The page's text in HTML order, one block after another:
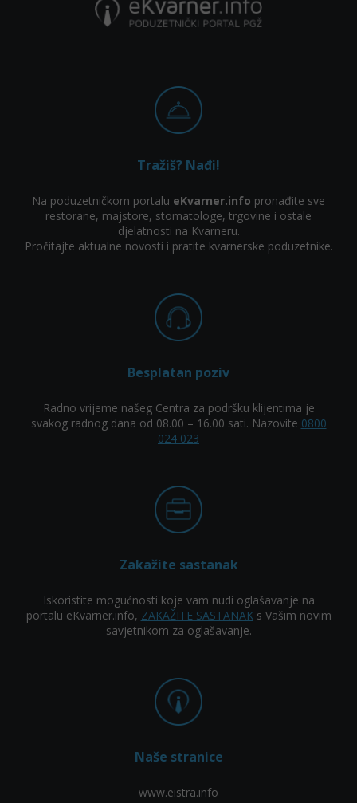
Tražiš? Nađi!
Na poduzetničkom portalu eKvarner.info pronađite sve
restorane, majstore, stomatologe, trgovine i ostale
djelatnosti na Kvarneru.
Pročitajte aktualne novosti i pratite kvarnerske poduzetnike.
Besplatan poziv
Radno vrijeme našeg Centra za podršku klijentima je
svakog radnog dana od 08.00 – 16.00 sati. Nazovite 0800
024 023
Zakažite sastanak
Iskoristite mogućnosti koje vam nudi oglašavanje na
portalu eKvarner.info, ZAKAŽITE SASTANAKs Vašim novim
savjetnikom za oglašavanje.
Naše stranice
www.eistra.info